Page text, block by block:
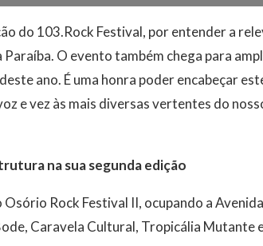
do 103.Rock Festival, por entender a
O evento também chega para
ano. É uma honra poder encabeçar
e vez às mais diversas vertentes do nosso
na sua segunda edição
Rock Festival II, ocupando a
Caravela Cultural, Tropicália Mutante